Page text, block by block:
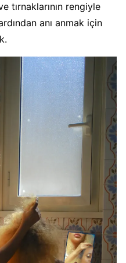
tırnaklarının rengiyle
anı anmak için